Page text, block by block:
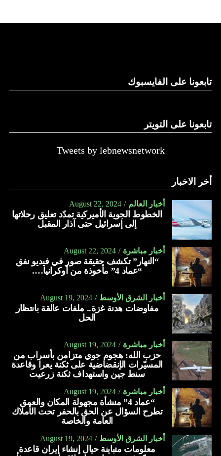
النهار
تابعونا على الفايسبوك
تابعونا على التويتر
Tweets by lebnewsnetwork
أخر الاخبار
أخبار العالم August 22, 2024
الخطوط الجوية الأميركية تمدّد تعليق رحلاتها
إلى إسرائيل حتى آذار المقبل
أخبار مباشرة August 22, 2024
“النهار” تكشف حقيقة صور في فيديو نفق
“عماد 4” مأخوذة من أوكرانيا….
أخبار الشرق الأوسط August 19, 2024
مفاوضات هدنة غزة.. ملفات عالقة بانتظار
الحل
أخبار مباشرة August 19, 2024
حزب الله: هجوم جوي متزامن بأسراب من
المسيّرات الإنقضاضية على ثكنة يعرا وقاعدة
سنط جين واستهداف ثكنة زرعيت
أخبار مباشرة August 19, 2024
“عماد 4” منشأة مجهولة المكان والعمق
تطرح السؤال عن الحق بالحفر تحت الأملاك
العامة والخاصة
أخبار الشرق الأوسط August 19, 2024
معلومات متباينة حيال إنشاء إيران قاعدة